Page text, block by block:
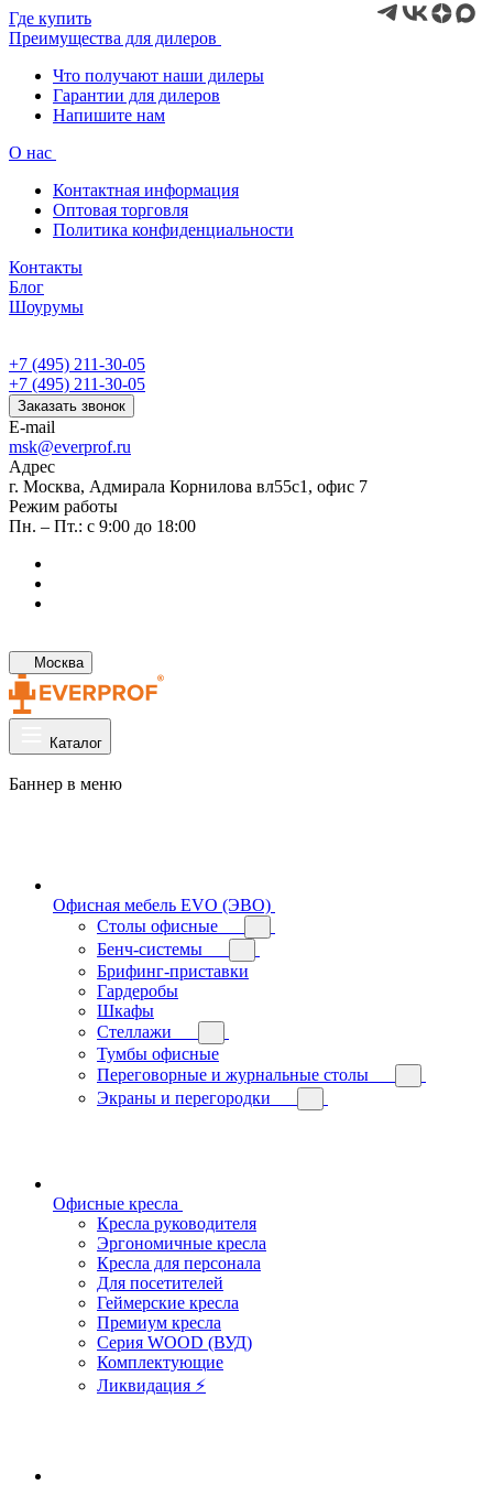
Где купить
Преимущества для дилеров
Что получают наши дилеры
Гарантии для дилеров
Напишите нам
О нас
Контактная информация
Оптовая торговля
Политика конфиденциальности
Контакты
Блог
Шоурумы
+7 (495) 211-30-05
+7 (495) 211-30-05
Заказать звонок
E-mail
msk@everprof.ru
Адрес
г. Москва, Адмирала Корнилова вл55с1, офис 7
Режим работы
Пн. – Пт.: с 9:00 до 18:00
Москва
Каталог
Баннер в меню
Офисная мебель EVO (ЭВО)
Cтолы офисные
Бенч-системы
Брифинг-приставки
Гардеробы
Шкафы
Стеллажи
Тумбы офисные
Переговорные и журнальные столы
Экраны и перегородки
Офисные кресла
Кресла руководителя
Эргономичные кресла
Кресла для персонала
Для посетителей
Геймерские кресла
Премиум кресла
Серия WOOD (ВУД)
Комплектующие
Ликвидация ⚡